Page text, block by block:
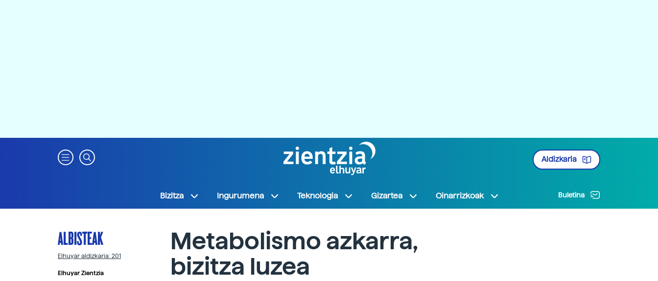
Aldizkaria
Bizitza Ingurumena Teknologia Gizartea Oinarrizkoak Buletina
ALBISTEAK
Elhuyar aldizkaria: 201
Elhuyar Zientzia
Metabolismo azkarra,
bizitza luzea